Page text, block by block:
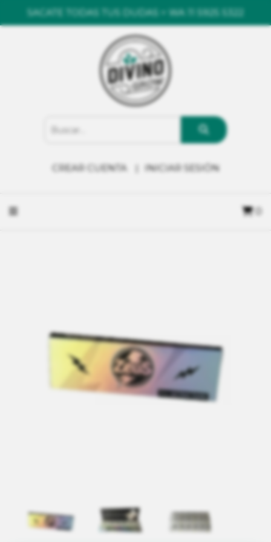
SACATE TODAS TUS DUDAS > WA 11 5925 5322
CREAR CUENTA INICIAR SESIÓN